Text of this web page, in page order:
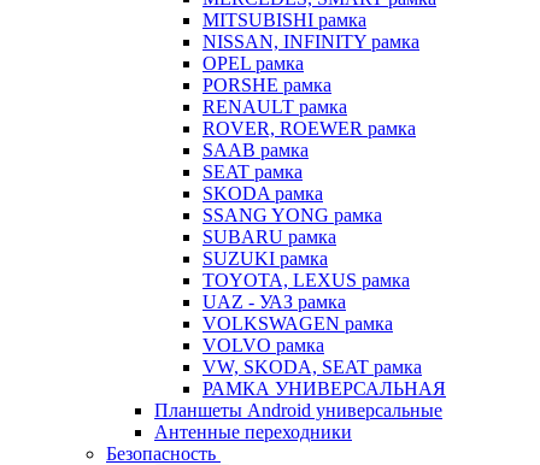
MITSUBISHI рамка
NISSAN, INFINITY рамка
OPEL рамка
PORSHE рамка
RENAULT рамка
ROVER, ROEWER рамка
SAAB рамка
SEAT рамка
SKODA рамка
SSANG YONG рамка
SUBARU рамка
SUZUKI рамка
TOYOTA, LEXUS рамка
UAZ - УАЗ рамка
VOLKSWAGEN рамка
VOLVO рамка
VW, SKODA, SEAT рамка
РАМКА УНИВЕРСАЛЬНАЯ
Планшеты Android универсальные
Антенные переходники
Безопасность